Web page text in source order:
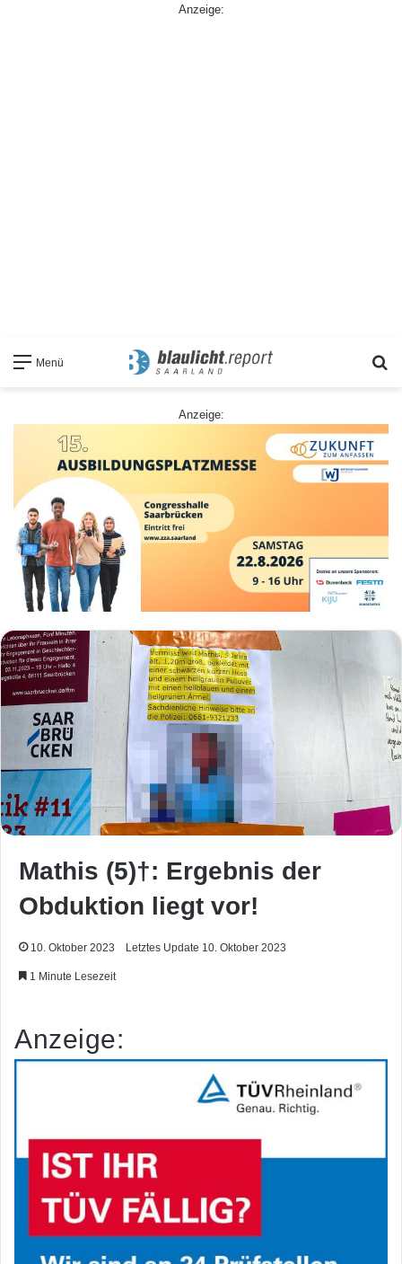
Anzeige:
Menü
Anzeige:
Mathis (5)†: Ergebnis der
Obduktion liegt vor!
10. Oktober 2023 Letztes Update 10. Oktober 2023
1 Minute Lesezeit
Anzeige: